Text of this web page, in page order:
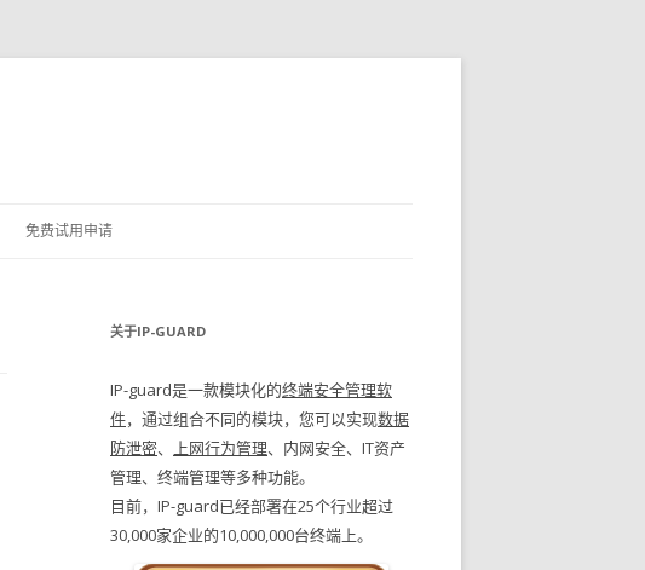
免费试用申请
关于IP-GUARD
IP-guard是一款模块化的终端安全管理软
件，通过组合不同的模块，您可以实现数据
防泄密、 上网行为管理、内网安全、IT资产
管理、终端管理等多种功能。
目前，IP-guard已经部署在25个行业超过
30,000家企业的10,000,000台终端上。